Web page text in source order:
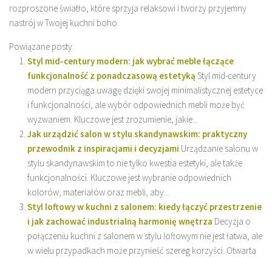
rozproszone światło, które sprzyja relaksowi i tworzy przyjemny
nastrój w Twojej kuchni boho.
Powiązane posty:
Styl mid-century modern: jak wybrać meble łączące
funkcjonalność z ponadczasową estetyką Styl mid-century
modern przyciąga uwagę dzięki swojej minimalistycznej estetyce
i funkcjonalności, ale wybór odpowiednich mebli może być
wyzwaniem. Kluczowe jest zrozumienie, jakie...
Jak urządzić salon w stylu skandynawskim: praktyczny
przewodnik z inspiracjami i decyzjami Urządzanie salonu w
stylu skandynawskim to nie tylko kwestia estetyki, ale także
funkcjonalności. Kluczowe jest wybranie odpowiednich
kolorów, materiałów oraz mebli, aby...
Styl loftowy w kuchni z salonem: kiedy łączyć przestrzenie
i jak zachować industrialną harmonię wnętrza Decyzja o
połączeniu kuchni z salonem w stylu loftowym nie jest łatwa, ale
w wielu przypadkach może przynieść szereg korzyści. Otwarta